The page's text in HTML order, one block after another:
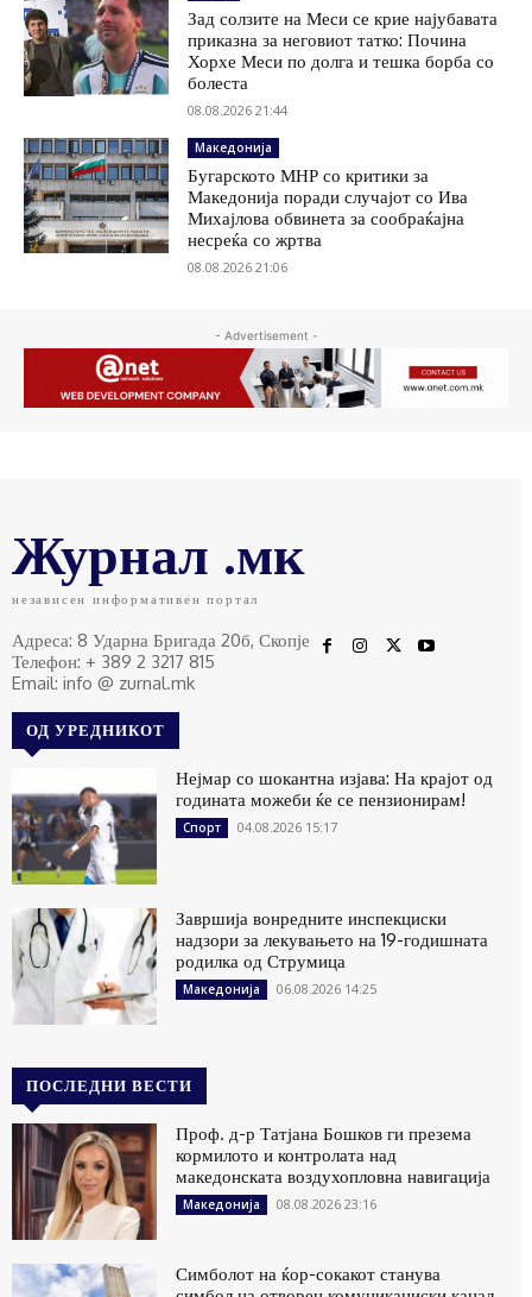
Зад солзите на Меси се крие најубавата
приказна за неговиот татко: Почина
Хорхе Меси по долга и тешка борба со
болеста
08.08.2026 21:44
Македонија
Бугарското МНР со критики за
Македонија поради случајот со Ива
Михајлова обвинета за сообраќајна
несреќа со жртва
08.08.2026 21:06
- Advertisement -
Журнал .мк
независен информативен портал
Адреса: 8 Ударна Бригада 20б, Скопје
Телефон: + 389 2 3217 815
Email: info @ zurnal.mk
ОД УРЕДНИКОТ
Нејмар со шокантна изјава: На крајот од
годината можеби ќе се пензионирам!
Спорт 04.08.2026 15:17
Завршија вонредните инспекциски
надзори за лекувањето на 19-годишната
родилка од Струмица
Македонија 06.08.2026 14:25
ПОСЛЕДНИ ВЕСТИ
Проф. д-р Татјана Бошков ги презема
кормилото и контролата над
македонската воздухопловна навигација
Македонија 08.08.2026 23:16
Симболот на ќор-сокакот станува